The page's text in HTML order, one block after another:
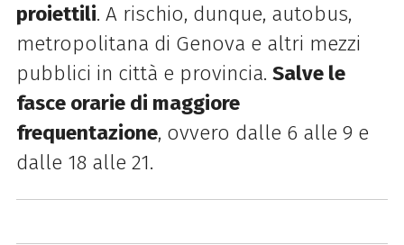
proiettili. A rischio, dunque, autobus,
metropolitana di Genova e altri mezzi
pubblici in città e provincia. Salve le
fasce orarie di maggiore
frequentazione, ovvero dalle 6 alle 9 e
dalle 18 alle 21.